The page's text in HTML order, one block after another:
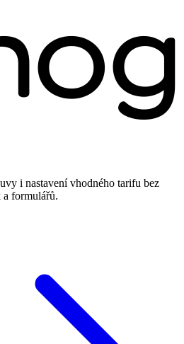
i nastavení vhodného tarifu bez
a formulářů.